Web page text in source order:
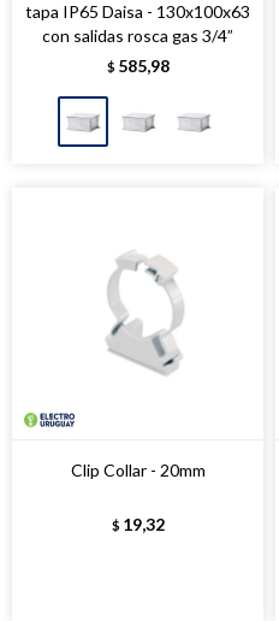
tapa IP65 Daisa - 130x100x63
con salidas rosca gas 3/4”
$ 585,98
Clip Collar - 20mm
$ 19,32